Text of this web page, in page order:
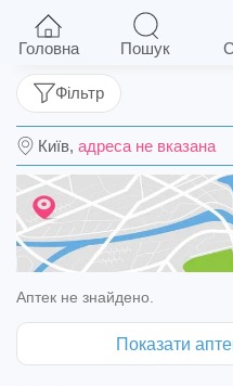
Анаферон
Київ, адреса не вказана
Фільтр
Аптек не знайдено.
Показати
Головна Пошук